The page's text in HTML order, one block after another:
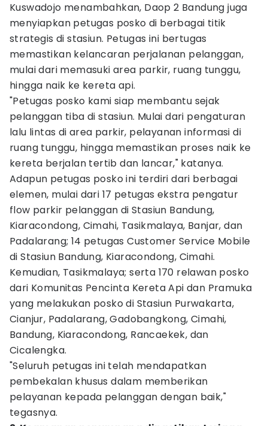
Kuswadojo menambahkan, Daop 2 Bandung juga
menyiapkan petugas posko di berbagai titik
strategis di stasiun. Petugas ini bertugas
memastikan kelancaran perjalanan pelanggan,
mulai dari memasuki area parkir, ruang tunggu,
hingga naik ke kereta api.
"Petugas posko kami siap membantu sejak
pelanggan tiba di stasiun. Mulai dari pengaturan
lalu lintas di area parkir, pelayanan informasi di
ruang tunggu, hingga memastikan proses naik ke
kereta berjalan tertib dan lancar," katanya.
Adapun petugas posko ini terdiri dari berbagai
elemen, mulai dari 17 petugas ekstra pengatur
flow parkir pelanggan di Stasiun Bandung,
Kiaracondong, Cimahi, Tasikmalaya, Banjar, dan
Padalarang; 14 petugas Customer Service Mobile
di Stasiun Bandung, Kiaracondong, Cimahi.
Kemudian, Tasikmalaya; serta 170 relawan posko
dari Komunitas Pencinta Kereta Api dan Pramuka
yang melakukan posko di Stasiun Purwakarta,
Cianjur, Padalarang, Gadobangkong, Cimahi,
Bandung, Kiaracondong, Rancaekek, dan
Cicalengka.
"Seluruh petugas ini telah mendapatkan
pembekalan khusus dalam memberikan
pelayanan kepada pelanggan dengan baik,"
tegasnya.